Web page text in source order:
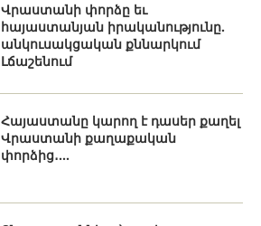
Վրաստանի փորձը եւ
հայաստանյան իրականությունը.
անկուսակցական քննարկում
Լճաշենում
Հայաստանը կարող է դասեր քաղել
Վրաստանի քաղաքական
փորձից․...